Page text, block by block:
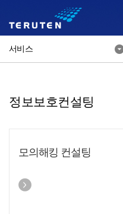
서비스
정보보호컨설팅
모의해킹 컨설팅